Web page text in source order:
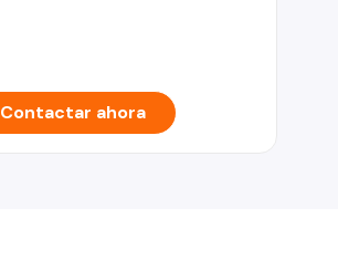
Contactar ahora